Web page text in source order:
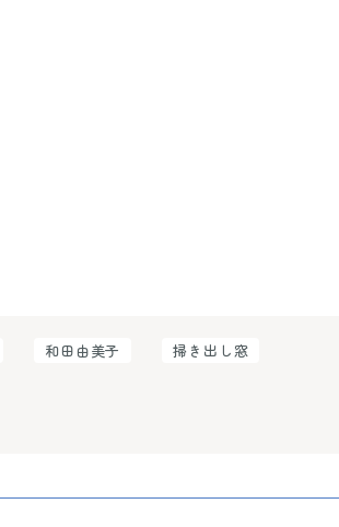
和田由美子
掃き出し窓